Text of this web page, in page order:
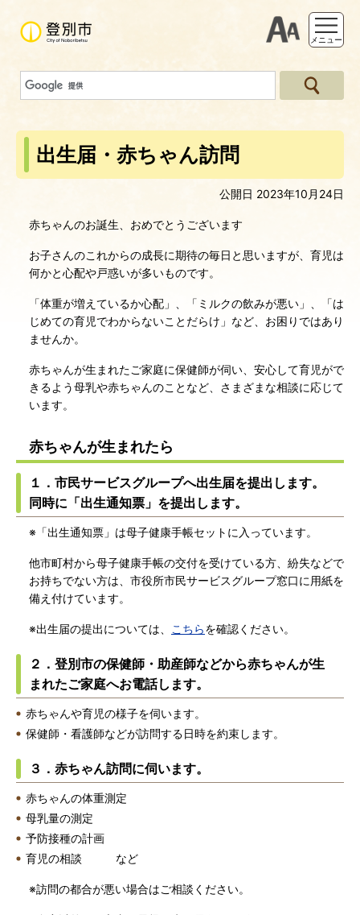
支援ツー
メニュー
出生届・赤ちゃん訪問
公開日 2023年10月24日
赤ちゃんのお誕生、おめでとうございます
お子さんのこれからの成長に期待の毎日と思いますが、育児は
何かと心配や戸惑いが多いものです。
「体重が増えているか心配」、「ミルクの飲みが悪い」、「は
じめての育児でわからないことだらけ」など、お困りではあり
ませんか。
赤ちゃんが生まれたご家庭に保健師が伺い、安心して育児がで
きるよう母乳や赤ちゃんのことなど、さまざまな相談に応じて
います。
赤ちゃんが生まれたら
１．市民サービスグループへ出生届を提出します。
同時に「出生通知票」を提出します。
※「出生通知票」は母子健康手帳セットに入っています。
他市町村から母子健康手帳の交付を受けている方、紛失などで
お持ちでない方は、市役所市民サービスグループ窓口に用紙を
備え付けています。
※出生届の提出については、 こちらを確認ください。
２．登別市の保健師・助産師などから赤ちゃんが生
まれたご家庭へお電話します。
赤ちゃんや育児の様子を伺います。
保健師・看護師などが訪問する日時を約束します。
３．赤ちゃん訪問に伺います。
赤ちゃんの体重測定
母乳量の測定
予防接種の計画
育児の相談 など
※訪問の都合が悪い場合はご相談ください。